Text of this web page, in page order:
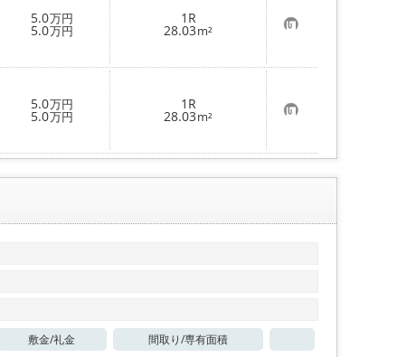
5.0万円
5.0万円
1R
28.03m² お
気
に
入
り
登
録
5.0万円
5.0万円
1R
28.03m² お
気
に
入
登
敷金/礼金 間取り/専有面積